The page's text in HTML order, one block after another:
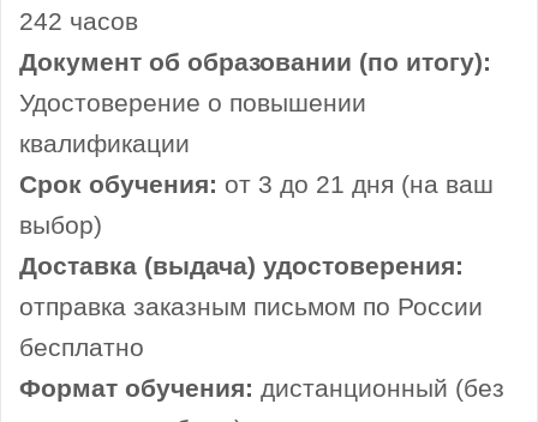
242 часов
Документ об образовании (по итогу):
Удостоверение о повышении
квалификации
Срок обучения: от 3 до 21 дня (на ваш
выбор)
Доставка (выдача) удостоверения:
отправка заказным письмом по России
бесплатно
Формат обучения: дистанционный (без